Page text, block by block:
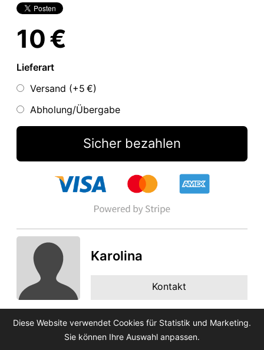
10 €
Lieferart
Versand (+5 €)
Abholung/Übergabe
Sicher bezahlen
Karolina
Kontakt
Diese Website verwendet Cookies für Statistik und Marketing.
Sie können Ihre Auswahl anpassen.